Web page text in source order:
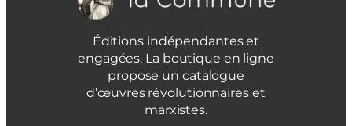
Éditions indépendantes et
engagées. La boutique en ligne
propose un catalogue
d’œuvres révolutionnaires et
marxistes.